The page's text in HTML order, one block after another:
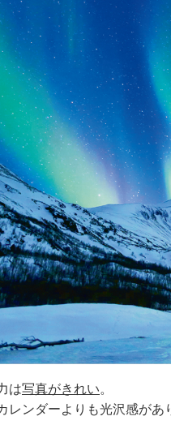
は写真がきれい。
レンダーよりも光沢感があ